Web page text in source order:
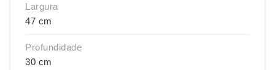
Largura
47 cm
Profundidade
30 cm